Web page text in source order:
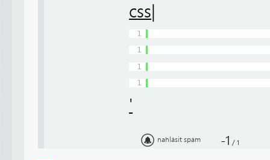
css|
1
1
1
1
'
nahlásit spam -1 / 1